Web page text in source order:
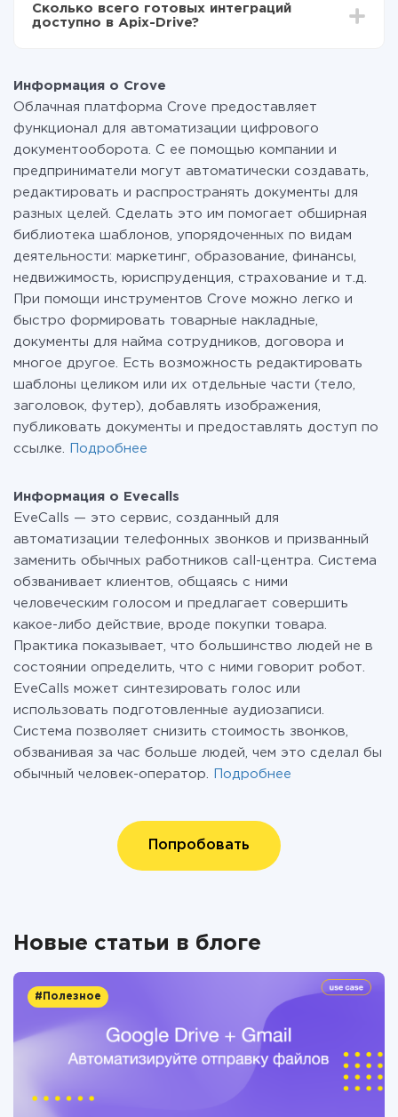
функционал. Вы оплачиваете только количество
данных, которые по факту передаются из одной
перейти на платный, при необходимости. Подробнее
отарифах.
Сколько всего готовых интеграций
доступно в Apix-Drive?
Информация о Crove
Облачная платформа Crove предоставляет
функционал для автоматизации цифрового
документооборота. С ее помощью компании и
предприниматели могут автоматически создавать,
редактировать и распространять документы для
разных целей. Сделать это им помогает обширная
библиотека шаблонов, упорядоченных по видам
деятельности: маркетинг, образование, финансы,
недвижимость, юриспруденция, страхование и т.д.
При помощи инструментов Crove можно легко и
быстро формировать товарные накладные,
документы для найма сотрудников, договора и
многое другое. Есть возможность редактировать
шаблоны целиком или их отдельные части (тело,
заголовок, футер), добавлять изображения,
публиковать документы и предоставлять доступ по
ссылке.
Подробнее
Информация о Evecalls
EveCalls — это сервис, созданный для
автоматизации телефонных звонков и призванный
заменить обычных работников call-центра. Система
обзванивает клиентов, общаясь с ними
человеческим голосом и предлагает совершить
какое-либо действие, вроде покупки товара.
Практика показывает, что большинство людей не в
состоянии определить, что с ними говорит робот.
EveCalls может синтезировать голос или
использовать подготовленные аудиозаписи.
Система позволяет снизить стоимость звонков,
обзванивая за час больше людей, чем это сделал бы
обычный человек-оператор.
Подробнее
Попробовать
Новые статьи в блоге
#Полезное